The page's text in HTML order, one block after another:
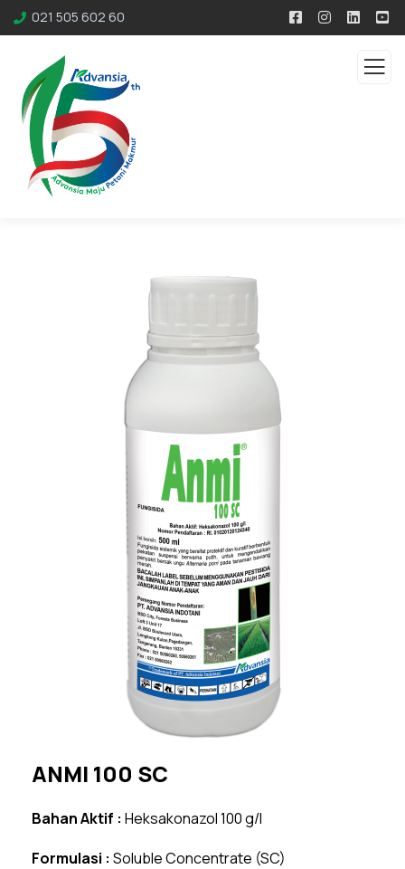
021 505 602 60
ANMI 100 SC
Bahan Aktif : Heksakonazol 100 g/l
Formulasi : Soluble Concentrate (SC)